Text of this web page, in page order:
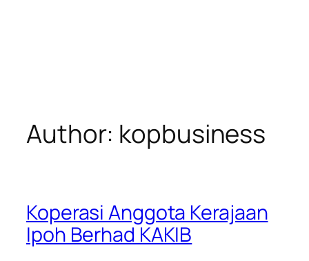
Author: kopbusiness
Koperasi Anggota Kerajaan
Ipoh Berhad KAKIB